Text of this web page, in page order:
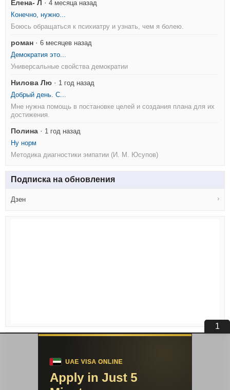
Елена- Л ·4 месяца назад
Конечно, нужно...
Боюсь обращаться к психиатру и узнать, чем я болею.
роман ·6 месяцев назад
Демократия это...
Универсальные свойства демократии
Нилова Лю · 1 год назад
Добрый день. С...
Мне нужна помощь в постановке целей и создания плана для их
достижения.
Полина · 1 год назад
Ну норм
Методика диагностики эмпатии (И. М. Юсупов)
Подписка на обновления
Дзен